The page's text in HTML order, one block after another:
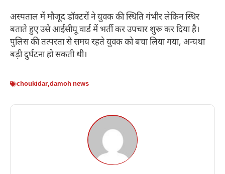
अस्पताल में मौजूद डॉक्टरों ने युवक की स्थिति गंभीर लेकिन स्थिर
बताते हुए उसे आईसीयू वार्ड में भर्ती कर उपचार शुरू कर दिया है।
पुलिस की तत्परता से समय रहते युवक को बचा लिया गया, अन्यथा
बड़ी दुर्घटना हो सकती थी।
choukidar,damoh news